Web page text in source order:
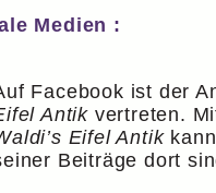
Medien :
Facebook ist der
Antik vertreten.
Eifel Antikkann
Beiträge dort